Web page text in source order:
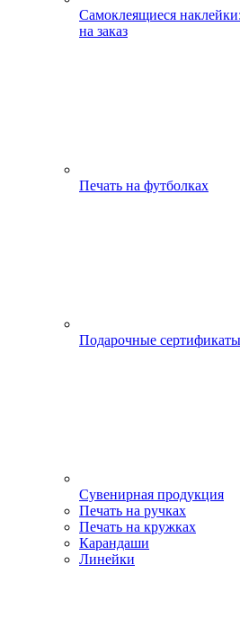
Самоклеящиеся
на заказ
Печать на футболках
Подарочные сертификаты
Сувенирная продукция
Печать на ручках
Печать на кружках
Карандаши
Линейки